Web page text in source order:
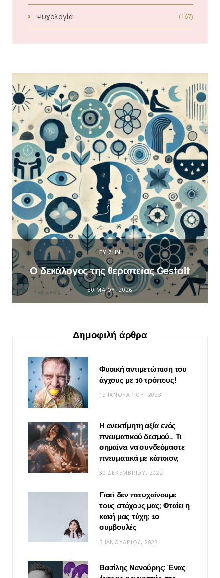
Ψυχολογία (167)
ΕΥ ΖΗΝ
Ο δεκάλογος της θεραπείας Gestalt
30 ΜΑΪ́ΟΥ, 2026
Δημοφιλή άρθρα
Φυσική αντιμετώπιση του
άγχους με 10 τρόπους!
12 ΙΑΝΟΥΑΡΊΟΥ, 2023
Η ανεκτίμητη αξία ενός
πνευματικού δεσμού… Τι
σημαίνει να συνδεόμαστε
πνευματικά με κάποιον;
30 ΔΕΚΕΜΒΡΊΟΥ, 2022
Γιατί δεν πετυχαίνουμε
τους στόχους μας; Φταίει η
κακή μας τύχη; 10
συμβουλές
5 ΙΑΝΟΥΑΡΊΟΥ, 2023
Βασίλης Νανούρης: Ένας